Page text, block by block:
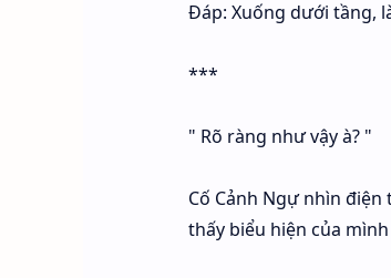
Đáp: Xuống dưới tầng,
***
" Rõ ràng như vậy à? "
Cố Cảnh Ngự nhìn
thấy biểu hiện của